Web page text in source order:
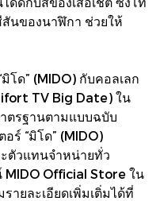
นของนาฬิกา ช่วยให้
โด” (MIDO) กับคอลเลก
TV Big Date) ใน
รฐานตามแบบฉบับ
ร์ “มิโด” (MIDO)
ตัวแทนจำหน่ายทั่ว
MIDO Official Store ใน
ายละเอียดเพิ่มเติ่มได้ที่